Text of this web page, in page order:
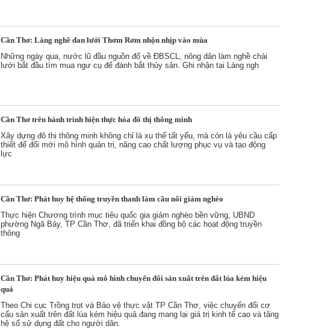
Cần Thơ: Làng nghề đan lưới Thơm Rơm nhộn nhịp vào mùa
Những ngày qua, nước lũ đầu nguồn đổ về ĐBSCL, nông dân làm nghề chài
lưới bắt đầu tìm mua ngư cụ để đánh bắt thủy sản. Ghi nhận tại Làng ngh
Cần Thơ trên hành trình hiện thực hóa đô thị thông minh
Xây dựng đô thị thông minh không chỉ là xu thế tất yếu, mà còn là yêu cầu cấp
thiết để đổi mới mô hình quản trị, nâng cao chất lượng phục vụ và tạo động
lực
Cần Thơ: Phát huy hệ thống truyền thanh làm cầu nối giảm nghèo
Thực hiện Chương trình mục tiêu quốc gia giảm nghèo bền vững, UBND
phường Ngã Bảy, TP Cần Thơ, đã triển khai đồng bộ các hoạt động truyền
thông
Cần Thơ: Phát huy hiệu quả mô hình chuyển đổi sản xuất trên đất lúa kém hiệu
quả
Theo Chi cục Trồng trọt và Bảo vệ thực vật TP Cần Thơ, việc chuyển đổi cơ
cấu sản xuất trên đất lúa kém hiệu quả đang mang lại giá trị kinh tế cao và tăng
hệ số sử dụng đất cho người dân.